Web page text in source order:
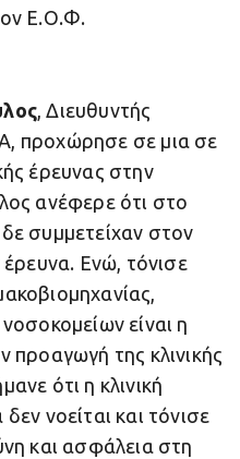
Ε.Ο.Φ.
, Διευθυντής
προχώρησε σε μια σε
έρευνας στην
ανέφερε ότι στο
συμμετείχαν στον
έρευνα. Ενώ, τόνισε
είναι η
προαγωγή της κλινικής
ότι η κλινική
νοείται και τόνισε
και ασφάλεια στη